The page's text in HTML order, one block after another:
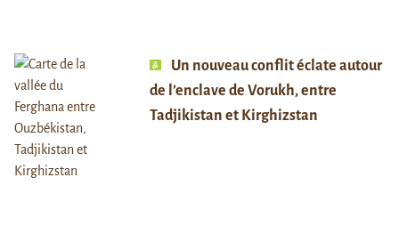
Un nouveau conflit éclate autour
de l’enclave de Vorukh, entre
Tadjikistan et Kirghizstan